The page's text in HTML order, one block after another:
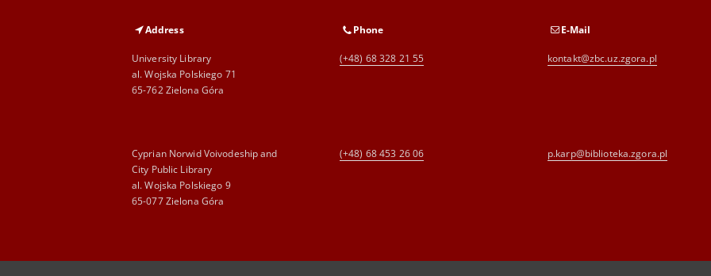
Address
University Library
al. Wojska Polskiego 71
65-762 Zielona Góra
Phone
(+48) 68 328 21 55
E-Mail
kontakt@zbc.uz.zgora.pl
Cyprian Norwid Voivodeship and
City Public Library
al. Wojska Polskiego 9
65-077 Zielona Góra
(+48) 68 453 26 06 p.karp@biblioteka.zgora.pl